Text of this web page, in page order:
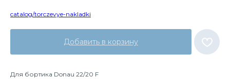
catalog/torczevye-nakladki
Добавить в корзину
Для бортика Donau 22/20 F